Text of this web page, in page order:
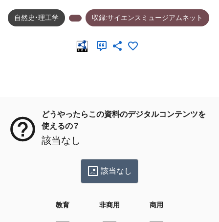
自然史・理工学 収録:サイエンスミュージアムネット
どうやったらこの資料のデジタルコンテンツを
使えるの？
該当なし
該当なし
教育 非商用 商用